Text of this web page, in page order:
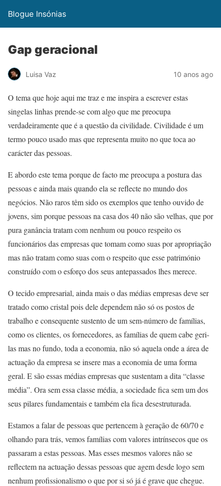
Blogue Insónias
Gap geracional
Luisa Vaz 10 anos ago
O tema que hoje aqui me traz e me inspira a escrever estas
singelas linhas prende-se com algo que me preocupa
verdadeiramente que é a questão da civilidade. Civilidade é um
termo pouco usado mas que representa muito no que toca ao
carácter das pessoas.
E abordo este tema porque de facto me preocupa a postura das
pessoas e ainda mais quando ela se reflecte no mundo dos
negócios. Não raros têm sido os exemplos que tenho ouvido de
jovens, sim porque pessoas na casa dos 40 não são velhas, que por
pura ganância tratam com nenhum ou pouco respeito os
funcionários das empresas que tomam como suas por apropriação
mas não tratam como suas com o respeito que esse património
construído com o esforço dos seus antepassados lhes merece.
O tecido empresarial, ainda mais o das médias empresas deve ser
tratado como cristal pois dele dependem não só os postos de
trabalho e consequente sustento de um sem-número de famílias,
como os clientes, os fornecedores, as famílias de quem cabe geri-
las mas no fundo, toda a economia, não só aquela onde a área de
actuação da empresa se insere mas a economia de uma forma
geral. E são essas médias empresas que sustentam a dita “classe
média”. Ora sem essa classe média, a sociedade fica sem um dos
seus pilares fundamentais e também ela fica desestruturada.
Estamos a falar de pessoas que pertencem à geração de 60/70 e
olhando para trás, vemos famílias com valores intrínsecos que os
passaram a estas pessoas. Mas esses mesmos valores não se
reflectem na actuação dessas pessoas que agem desde logo sem
nenhum profissionalismo o que por si só já é grave que chegue.